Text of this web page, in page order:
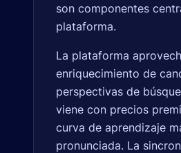
son componentes
plataforma.
La plataforma
enriquecimiento de
perspectivas de
viene con precios
curva de aprendizaje
pronunciada. La